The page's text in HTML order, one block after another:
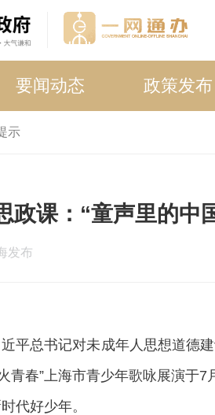
要闻动态 政策发布
示
政课：“童声里的中
发布
总书记对未成年人思想道德建
青春”上海市青少年歌咏展演
代好少年。